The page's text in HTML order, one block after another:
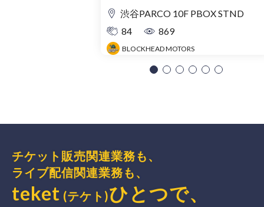
渋谷PARCO 10F PBOX STND
84
869
BLOCKHEAD MOTORS
チケット販売関連業務も、
ライブ配信関連業務も、
teket (テケト)ひとつで、